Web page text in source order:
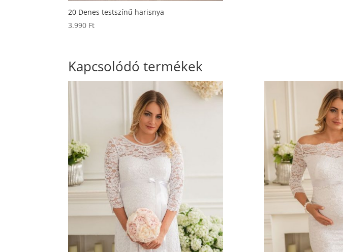
20 Denes testszínű harisnya
3.990 Ft
Kapcsolódó termékek